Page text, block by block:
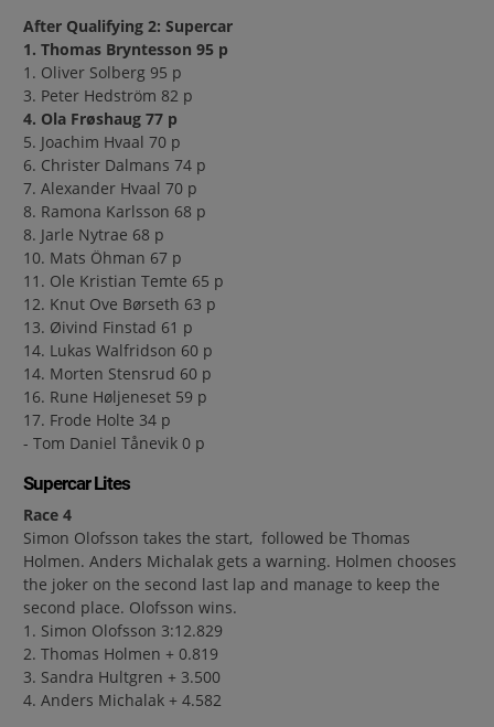
After Qualifying 2: Supercar
1. Thomas Bryntesson 95 p
1. Oliver Solberg 95 p
3. Peter Hedström 82 p
4. Ola Frøshaug 77 p
5. Joachim Hvaal 70 p
6. Christer Dalmans 74 p
7. Alexander Hvaal 70 p
8. Ramona Karlsson 68 p
8. Jarle Nytrae 68 p
10. Mats Öhman 67 p
11. Ole Kristian Temte 65 p
12. Knut Ove Børseth 63 p
13. Øivind Finstad 61 p
14. Lukas Walfridson 60 p
14. Morten Stensrud 60 p
16. Rune Høljeneset 59 p
17. Frode Holte 34 p
- Tom Daniel Tånevik 0 p
Supercar Lites
Race 4
Simon Olofsson takes the start, followed be Thomas
Holmen. Anders Michalak gets a warning. Holmen chooses
the joker on the second last lap and manage to keep the
second place. Olofsson wins.
1. Simon Olofsson 3:12.829
2. Thomas Holmen + 0.819
3. Sandra Hultgren + 3.500
4. Anders Michalak + 4.582